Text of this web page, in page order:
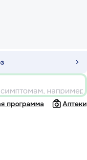
программа
Аптеки